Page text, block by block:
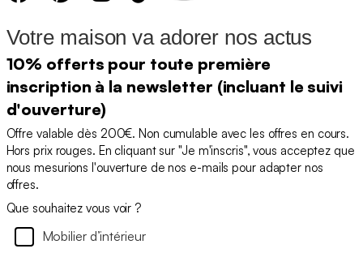
Votre maison va adorer nos actus
10% offerts pour toute première
inscription à la newsletter (incluant le suivi
d'ouverture)
Offre valable dès 200€. Non cumulable avec les offres en cours.
Hors prix rouges. En cliquant sur "Je m'inscris", vous acceptez que
nous mesurions l'ouverture de nos e-mails pour adapter nos
offres.
Que souhaitez vous voir ?
Mobilier d’intérieur